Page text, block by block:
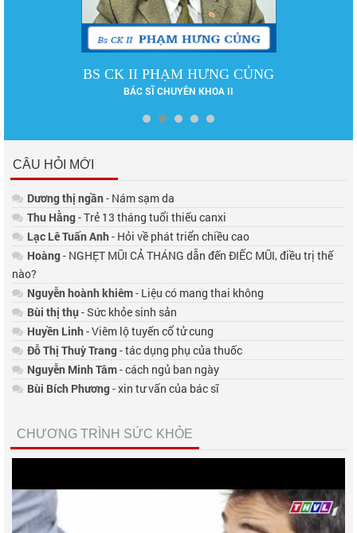
BS CK II PHẠM HƯNG CỦNG
BÁC SĨ CHUYÊN KHOA II
CÂU HỎI MỚI
Dương thị ngần- Nám sạm da
Thu Hằng- Trẻ 13 tháng tuổi thiếu canxi
Lạc Lê Tuấn Anh- Hỏi về phát triển chiều cao
Hoàng- NGHẸT MŨI CẢ THÁNG dẫn đến ĐIẾC MŨI, điều trị thế
nào?
Nguyễn hoành khiêm- Liệu có mang thai không
Bùi thị thụ- Sức khỏe sinh sản
Huyền Linh- Viêm lộ tuyến cổ tử cung
Đỗ Thị Thuỳ Trang- tác dụng phụ của thuốc
Nguyễn Minh Tâm- cách ngủ ban ngày
Bùi Bích Phương- xin tư vấn của bác sĩ
CHƯƠNG TRÌNH SỨC KHỎE